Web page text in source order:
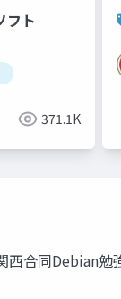
フト
371.1K
西合同Debian